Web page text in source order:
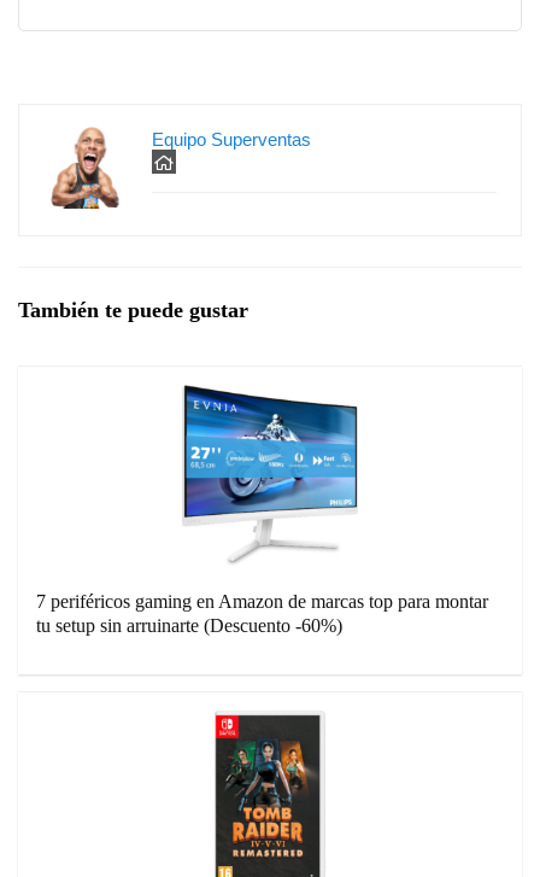
Equipo Superventas
También te puede gustar
7 periféricos gaming en Amazon de marcas top para montar
tu setup sin arruinarte (Descuento -60%)